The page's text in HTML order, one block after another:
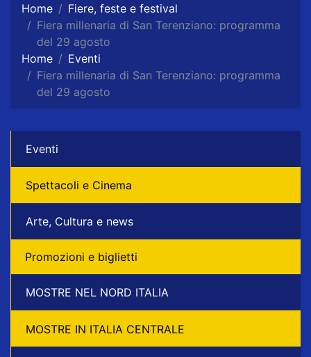
Home
Fiere, feste e festival
Fiera millenaria di San Terenziano: programma
del 29 agosto
Home
Eventi
Fiera millenaria di San Terenziano: programma
del 29 agosto
Eventi
Spettacoli e Cinema
Arte, Cultura e news
Promozioni e biglietti
MOSTRE NEL NORD ITALIA
MOSTRE IN ITALIA CENTRALE